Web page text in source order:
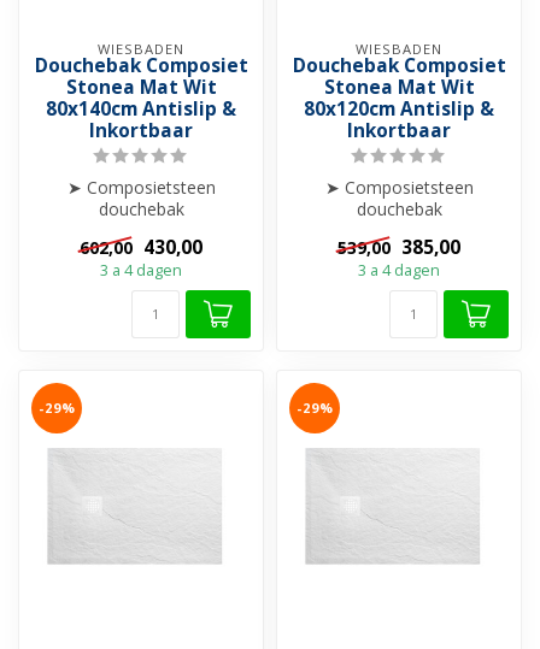
WIESBADEN
Douchebak Composiet
Stonea Mat Wit
80x140cm Antislip &
Inkortbaar
➤ Composietsteen
douchebak
➤ Anti-slip
➤ Krasvrij & Stootbestendig
➤ Inkortba...
602,00 430,00
3 a 4 dagen
WIESBADEN
Douchebak Composiet
Stonea Mat Wit
80x120cm Antislip &
Inkortbaar
➤ Composietsteen
douchebak
➤ Anti-slip
➤ Krasvrij & Stootbestendig
➤ Inkortba...
539,00 385,00
3 a 4 dagen
-29% -29%